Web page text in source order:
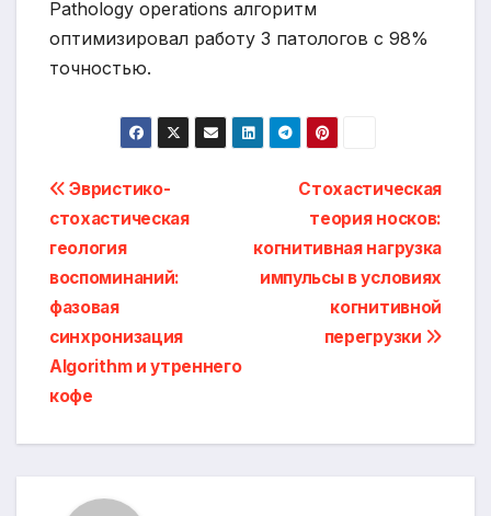
Pathology operations алгоритм
оптимизировал работу 3 патологов с 98%
точностью.
Навигация
по
записям
Стохастическая
теория носков:
когнитивная нагрузка
импульсы в условиях
когнитивной
перегрузки
Эвристико-
стохастическая
геология
воспоминаний:
фазовая
синхронизация
Algorithm и утреннего
кофе